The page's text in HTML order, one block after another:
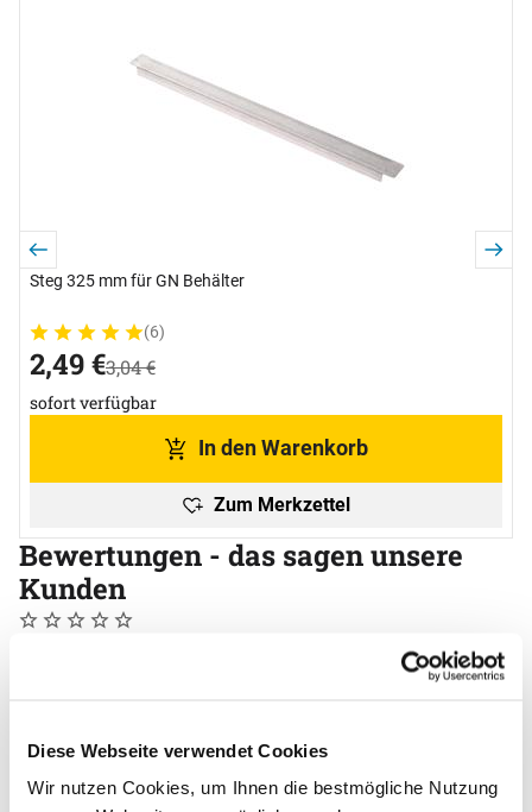
Diese Webseite verwendet Cookies
Wir nutzen Cookies, um Ihnen die bestmögliche Nutzung
Steg 325 mm für GN Behälter
Bewertung: 5 von 5 (6 Bewertungen)
6 Bewertungen
(6)
statt:
3,04€
jetzt:
2,49€
sofort verfügbar
In den Warenkorb
Zum Merkzettel
Bewertungen - das sagen unsere
Kunden
Noch keine Bewertungen abgegeben
0 Bewertungen
Schreiben Sie jetzt Ihre persönliche Erfahrung mit
diesem Artikel und helfen Sie anderen bei deren
Steg für GN Behälter 530 mm
Einloggen und Bewertung schreiben